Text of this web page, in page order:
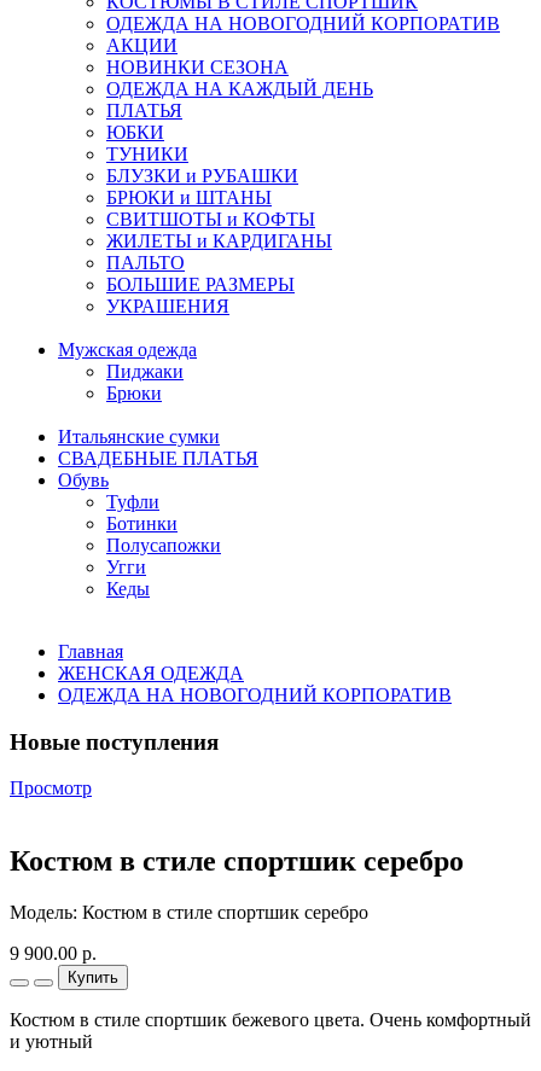
ОДЕЖДА НА НОВОГОДНИЙ КОРПОРАТИВ
АКЦИИ
НОВИНКИ СЕЗОНА
ОДЕЖДА НА КАЖДЫЙ ДЕНЬ
ПЛАТЬЯ
ЮБКИ
ТУНИКИ
БЛУЗКИ и РУБАШКИ
БРЮКИ и ШТАНЫ
СВИТШОТЫ и КОФТЫ
ЖИЛЕТЫ и КАРДИГАНЫ
ПАЛЬТО
БОЛЬШИЕ РАЗМЕРЫ
УКРАШЕНИЯ
Мужская одежда
Пиджаки
Брюки
Итальянские сумки
СВАДЕБНЫЕ ПЛАТЬЯ
Обувь
Туфли
Ботинки
Полусапожки
Угги
Кеды
Главная
ЖЕНСКАЯ ОДЕЖДА
ОДЕЖДА НА НОВОГОДНИЙ КОРПОРАТИВ
Новые поступления
Просмотр
Костюм в стиле спортшик серебро
Модель: Костюм в стиле спортшик серебро
9 900.00 р.
Купить
Костюм в стиле спортшик бежевого цвета. Очень комфортный
и уютный